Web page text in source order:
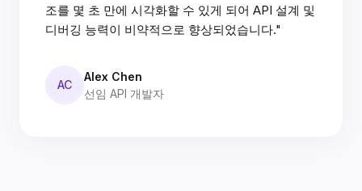
조를 몇 초 만에 시각화할 수 있게 되어 API 설계 및
디버깅 능력이 비약적으로 향상되었습니다."
AC
Alex Chen
선임 API 개발자